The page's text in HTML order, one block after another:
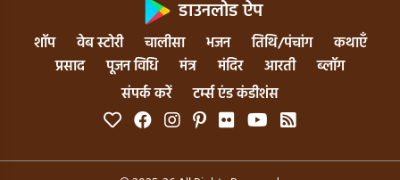
डाउनलोड ऐप
शॉप वेब स्टोरी चालीसा भजन तिथि/पंचांग
कथाएँ
प्रसाद
पूजन विधि मंत्र मंदिर आरती
ब्लॉग
संपर्क करें
टर्म्स एंड कंडीशंस